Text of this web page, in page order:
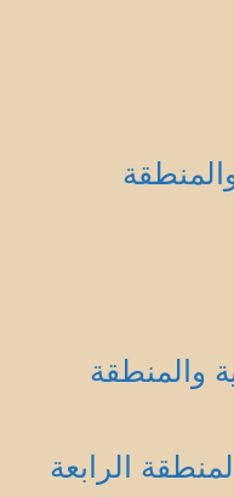
والمنطقة
الرابعة